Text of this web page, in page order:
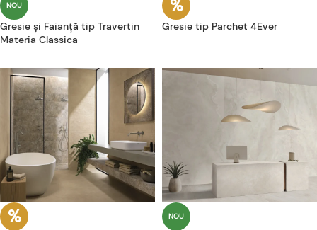
NOU
Gresie și Faianță tip Travertin
Materia Classica
Gresie tip Parchet 4Ever
NOU